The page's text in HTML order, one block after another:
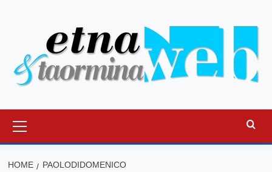
principale
HOME PAOLODIDOMENICO